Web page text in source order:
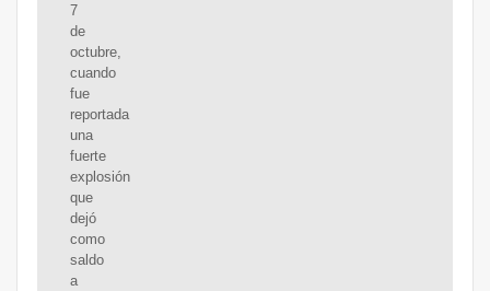
7
de
octubre,
cuando
fue
reportada
una
fuerte
explosión
que
dejó
como
saldo
a